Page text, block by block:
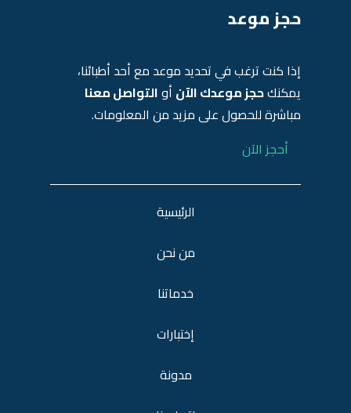
حجز موعد
إذا كنت ترغب في تحديد موعد مع أحد أطبائنا،
يمكنكحجز موعدك الآن أوالتواصل معنا
مباشرة للحصول على مزيد من المعلومات.
أحجز الآن
الرئيسية
من نحن
خدماتنا
إختبارات
مدونة